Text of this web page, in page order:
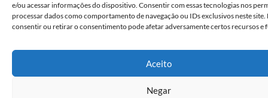
e/ou acessar informações do dispositivo. Consentir com essas tecnologias nos
processar dados como comportamento de navegação ou IDs exclusivos neste site.
consentir ou retirar o consentimento pode afetar adversamente certos recursos e
Aceito
Negar